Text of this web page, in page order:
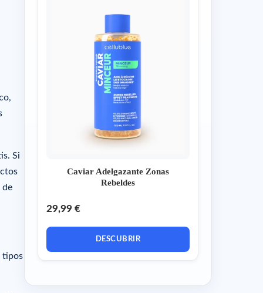
Si
de
tipos
Caviar Adelgazante Zonas
Rebeldes
29,99 €
DESCUBRIR